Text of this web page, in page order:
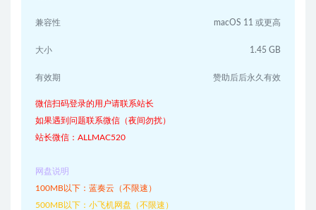
兼容性 macOS 11 或更高
大小 1.45 GB
有效期 赞助后后永久有效
微信扫码登录的用户请联系站长
如果遇到问题联系微信（夜间勿扰）
站长微信：ALLMAC520
网盘说明
100MB以下：蓝奏云（不限速）
500MB以下：小飞机网盘（不限速）